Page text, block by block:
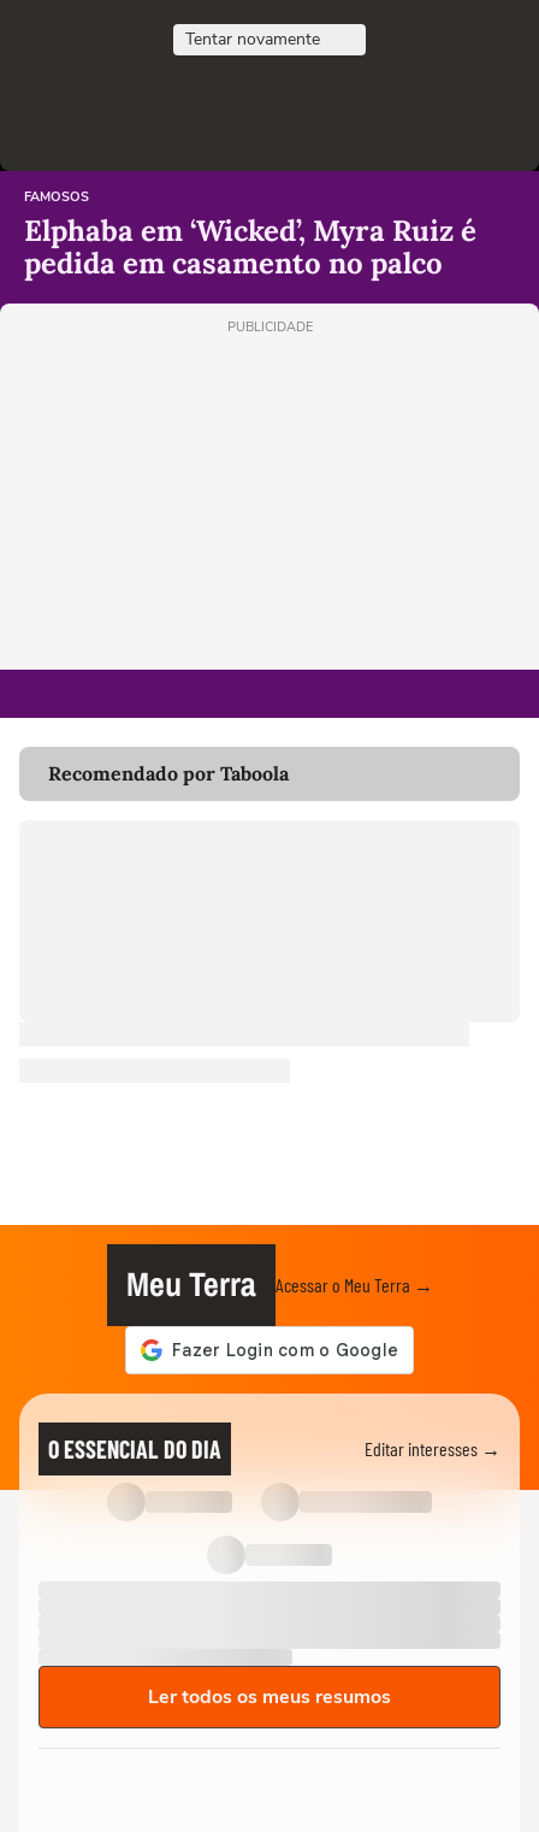
Tentar novamente
FAMOSOS
Elphaba em ‘Wicked’, Myra Ruiz é
pedida em casamento no palco
PUBLICIDADE
Recomendado por Taboola
Meu Terra Acessar o Meu Terra →
O ESSENCIAL DO DIA Editar interesses →
Ler todos os meus resumos